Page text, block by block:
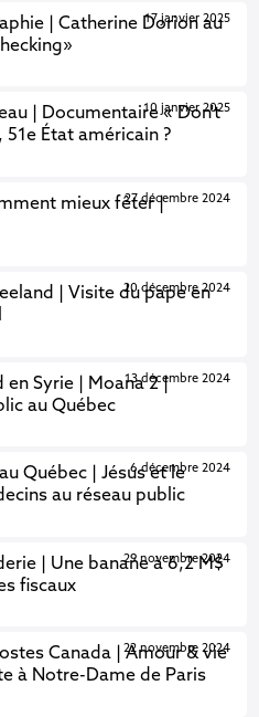
| Catherine Dorion au
17 janvier 2025
| Documentaire « Don't
État américain ?
10 janvier 2025
mieux fêter |27 décembre 2024
| Visite du pape en
20 décembre 2024
en Syrie | Moana 2 |
au Québec
13 décembre 2024
Québec | Jésus et le
au réseau public
6 décembre 2024
| Une banane à 6,2 M$
fiscaux
29 novembre 2024
Canada | Amour & vie
à Notre-Dame de Paris
22 novembre 2024